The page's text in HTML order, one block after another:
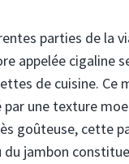
parties de la
appelée cigaline
de cuisine. Ce
par une texture
goûteuse, cette
du jambon